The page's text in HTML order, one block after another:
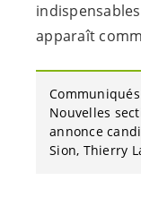
apparaît
Nouvelles
annonce
Sion Thierry